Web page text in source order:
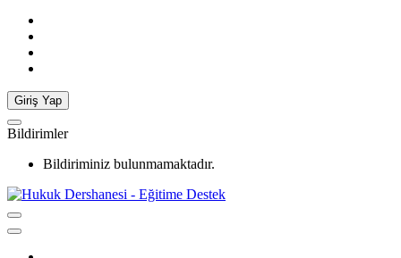
Giriş Yap
Bildirimler
Bildiriminiz bulunmamaktadır.